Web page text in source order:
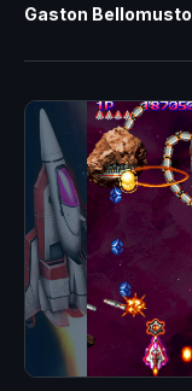
Gaston Bellomusto